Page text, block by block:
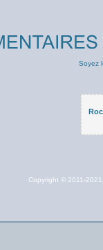
Soyez
Copyright © 2011-